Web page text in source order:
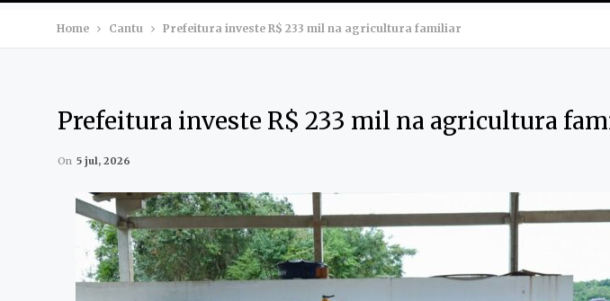
Home Cantu Prefeitura investe R$ 233 mil na agricultura familiar
Prefeitura investe R$ 233 mil na agricultura
On 5 jul, 2026